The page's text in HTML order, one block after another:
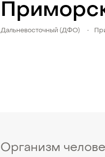
Дальневосточный (ДФО) •
Организм